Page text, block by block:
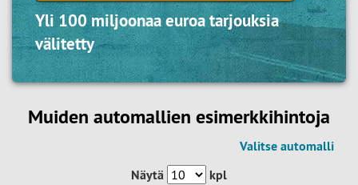
Yli 100 miljoonaa euroa tarjouksia
välitetty
Muiden automallien esimerkkihintoja
Valitse automalli
Näytä
kpl